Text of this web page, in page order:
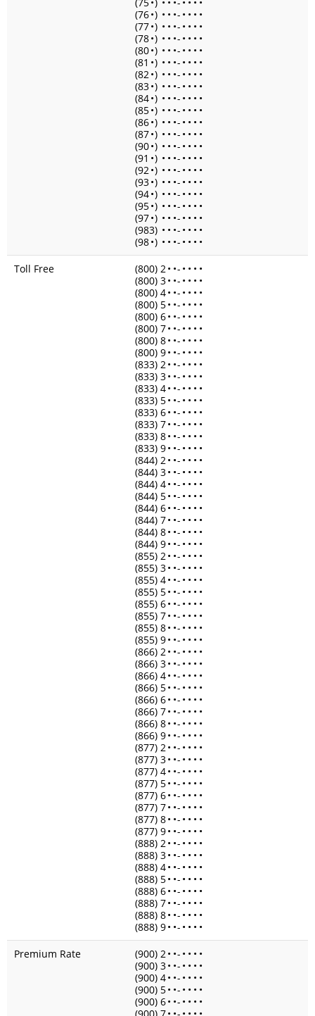
(76•) • • •- • • • •
(77•) • • •- • • • •
(78•) • • •- • • • •
(80•) • • •- • • • •
(81 •) • • •- • • • •
(82•) • • •- • • • •
(83•) • • •- • • • •
(84•) • • •- • • • •
(85•) • • •- • • • •
(86•) • • •- • • • •
(87•) • • •- • • • •
(90•) • • •- • • • •
(91 •) • • •- • • • •
(92•) • • •- • • • •
(93•) • • •- • • • •
(94•) • • •- • • • •
(95•) • • •- • • • •
(97•) • • •- • • • •
(983) • • •- • • • •
(98•) • • •- • • • •
Toll Free
(800) 2• •- • • • •
(800) 3• •- • • • •
(800) 4• •- • • • •
(800) 5• •- • • • •
(800) 6• •- • • • •
(800) 7• •- • • • •
(800) 8• •- • • • •
(800) 9• •- • • • •
(833) 2• •- • • • •
(833) 3• •- • • • •
(833) 4• •- • • • •
(833) 5• •- • • • •
(833) 6• •- • • • •
(833) 7• •- • • • •
(833) 8• •- • • • •
(833) 9• •- • • • •
(844) 2• •- • • • •
(844) 3• •- • • • •
(844) 4• •- • • • •
(844) 5• •- • • • •
(844) 6• •- • • • •
(844) 7• •- • • • •
(844) 8• •- • • • •
(844) 9• •- • • • •
(855) 2• •- • • • •
(855) 3• •- • • • •
(855) 4• •- • • • •
(855) 5• •- • • • •
(855) 6• •- • • • •
(855) 7• •- • • • •
(855) 8• •- • • • •
(855) 9• •- • • • •
(866) 2• •- • • • •
(866) 3• •- • • • •
(866) 4• •- • • • •
(866) 5• •- • • • •
(866) 6• •- • • • •
(866) 7• •- • • • •
(866) 8• •- • • • •
(866) 9• •- • • • •
(877) 2• •- • • • •
(877) 3• •- • • • •
(877) 4• •- • • • •
(877) 5• •- • • • •
(877) 6• •- • • • •
(877) 7• •- • • • •
(877) 8• •- • • • •
(877) 9• •- • • • •
(888) 2• •- • • • •
(888) 3• •- • • • •
(888) 4• •- • • • •
(888) 5• •- • • • •
(888) 6• •- • • • •
(888) 7• •- • • • •
(888) 8• •- • • • •
(888) 9• •- • • • •
Premium Rate
(900) 2• •- • • • •
(900) 3• •- • • • •
(900) 4• •- • • • •
(900) 5• •- • • • •
(900) 6• •- • • • •